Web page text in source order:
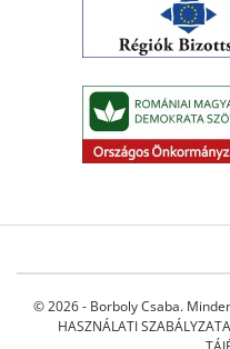
© 2026 - Borboly Csaba.
HASZNÁLATI SZABÁLYZATA